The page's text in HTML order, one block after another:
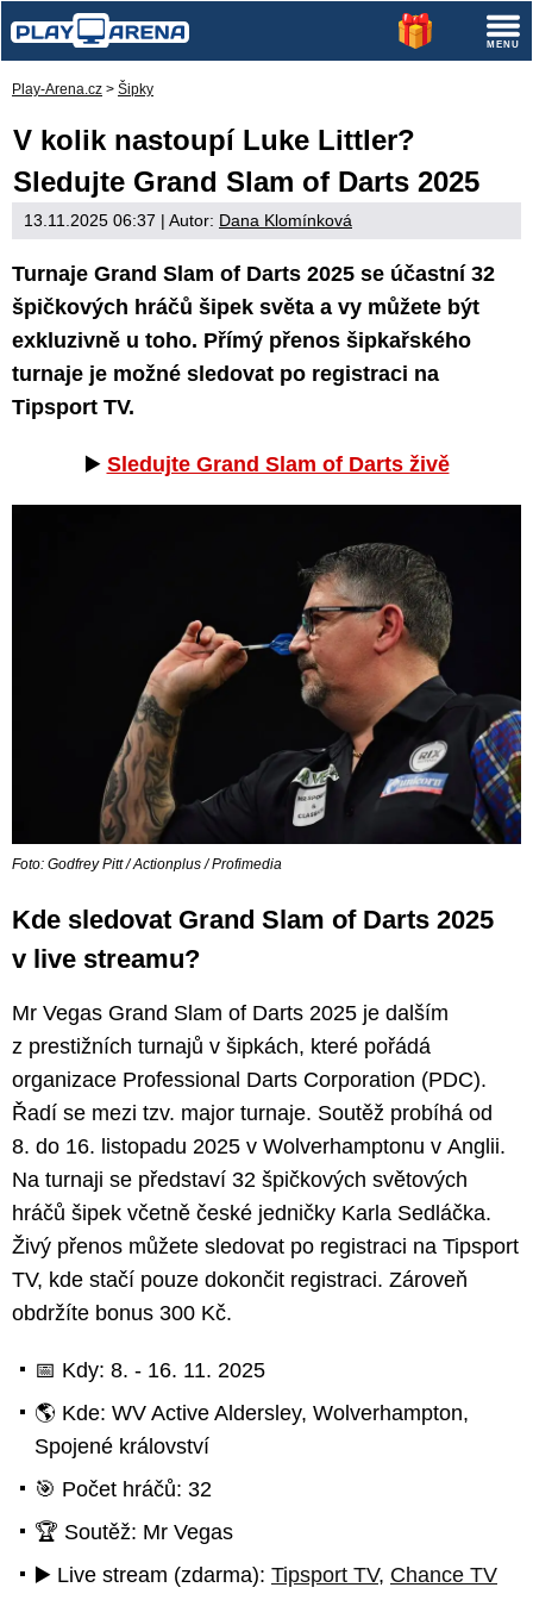
Play-Arena.cz > Šipky
V kolik nastoupí Luke Littler?
Sledujte Grand Slam of Darts 2025
13.11.2025 06:37 | Autor: Dana Klomínková
Turnaje Grand Slam of Darts 2025 se účastní 32
špičkových hráčů šipek světa a vy můžete být
exkluzivně u toho. Přímý přenos šipkařského
turnaje je možné sledovat po registraci na
Tipsport TV.
▶️ Sledujte Grand Slam of Darts živě
Foto: Godfrey Pitt / Actionplus / Profimedia
Kde sledovat Grand Slam of Darts 2025
v live streamu?
Mr Vegas Grand Slam of Darts 2025 je dalším
z prestižních turnajů v šipkách, které pořádá
organizace Professional Darts Corporation (PDC).
Řadí se mezi tzv. major turnaje. Soutěž probíhá od
8. do 16. listopadu 2025 v Wolverhamptonu v Anglii.
Na turnaji se představí 32 špičkových světových
hráčů šipek včetně české jedničky Karla Sedláčka.
Živý přenos můžete sledovat po registraci na Tipsport
TV, kde stačí pouze dokončit registraci. Zároveň
obdržíte bonus 300 Kč.
📅 Kdy: 8. - 16. 11. 2025
🌎 Kde: WV Active Aldersley, Wolverhampton,
Spojené království
🎯 Počet hráčů: 32
🏆 Soutěž: Mr Vegas
▶️ Live stream (zdarma): Tipsport TV, Chance TV